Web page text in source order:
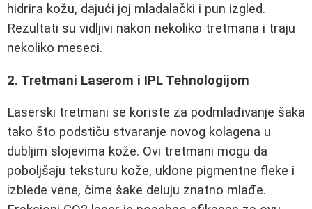
hidrira kožu, dajući joj mladalački i pun izgled.
Rezultati su vidljivi nakon nekoliko tretmana i traju
nekoliko meseci.
2. Tretmani Laserom i IPL Tehnologijom
Laserski tretmani se koriste za podmlađivanje šaka
tako što podstiču stvaranje novog kolagena u
dubljim slojevima kože. Ovi tretmani mogu da
poboljšaju teksturu kože, uklone pigmentne fleke i
izblede vene, čime šake deluju znatno mlađe.